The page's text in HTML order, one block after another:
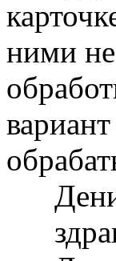
ними не